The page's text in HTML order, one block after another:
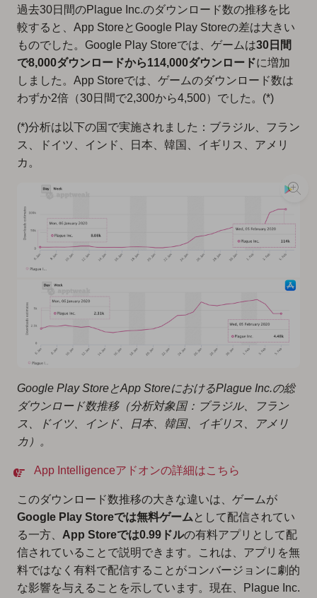
過去30日間のPlague Inc.のダウンロード数の推移を比
較すると、App StoreとGoogle Play Storeの差は大きい
ものでした。Google Play Storeでは、ゲームは30日間
で8,000ダウンロードから114,000ダウンロードに増加
しました。App Storeでは、ゲームのダウンロード数は
わずか2倍（30日間で2,300から4,500）でした。(*)
(*)分析は以下の国で実施されました：ブラジル、フラン
ス、ドイツ、インド、日本、韓国、イギリス、アメリ
カ。
Google Play StoreとApp StoreにおけるPlague Inc.の総
ダウンロード数推移（分析対象国：ブラジル、フラン
ス、ドイツ、インド、日本、韓国、イギリス、アメリ
カ）。
App Intelligenceアドオンの詳細はこちら
このダウンロード数推移の大きな違いは、ゲームが
Google Play Storeでは無料ゲーム として配信されてい
る一方、 App Storeでは0.99ドルの有料アプリとして配
信されていることで説明できます。これは、アプリを無
料ではなく有料で配信することがコンバージョンに劇的
な影響を与えることを示しています。現在、Plague Inc.